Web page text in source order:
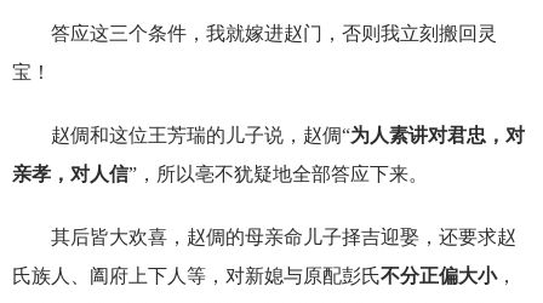
答应这三个条件，我就嫁进赵门，否则我立刻搬回灵
宝！
赵倜和这位王芳瑞的儿子说，赵倜“为人素讲对君忠，对
亲孝，对人信”，所以亳不犹疑地全部答应下来。
其后皆大欢喜，赵倜的母亲命儿子择吉迎娶，还要求赵
氏族人、阖府上下人等，对新媳与原配彭氏不分正偏大小，